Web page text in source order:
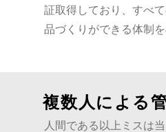
証取得しており、すべ
品づくりができる体制を
複数人による
人間である以上ミスは